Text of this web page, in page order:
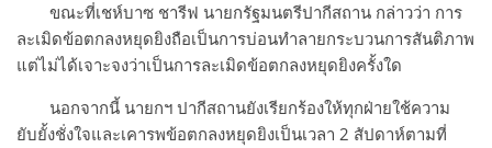
ขณะที่เชห์บาซ ชารีฟ นายกรัฐมนตรีปากีสถาน กล่าวว่า การ
ละเมิดข้อตกลงหยุดยิงถือเป็นการบ่อนทำลายกระบวนการสันติภาพ
แต่ไม่ได้เจาะจงว่าเป็นการละเมิดข้อตกลงหยุดยิงครั้งใด
นอกจากนี้ นายกฯ ปากีสถานยังเรียกร้องให้ทุกฝ่ายใช้ความ
ยับยั้งชั่งใจและเคารพข้อตกลงหยุดยิงเป็นเวลา 2 สัปดาห์ตามที่